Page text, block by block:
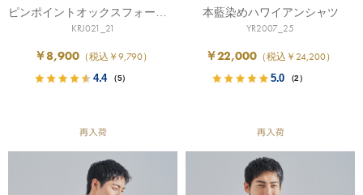
KRJ021_21
￥8,900（税込￥9,790）
4.4 （5）
本藍染めハワイアンシャツ
YR2007_25
￥22,000 （税込￥24,200）
5.0 （2）